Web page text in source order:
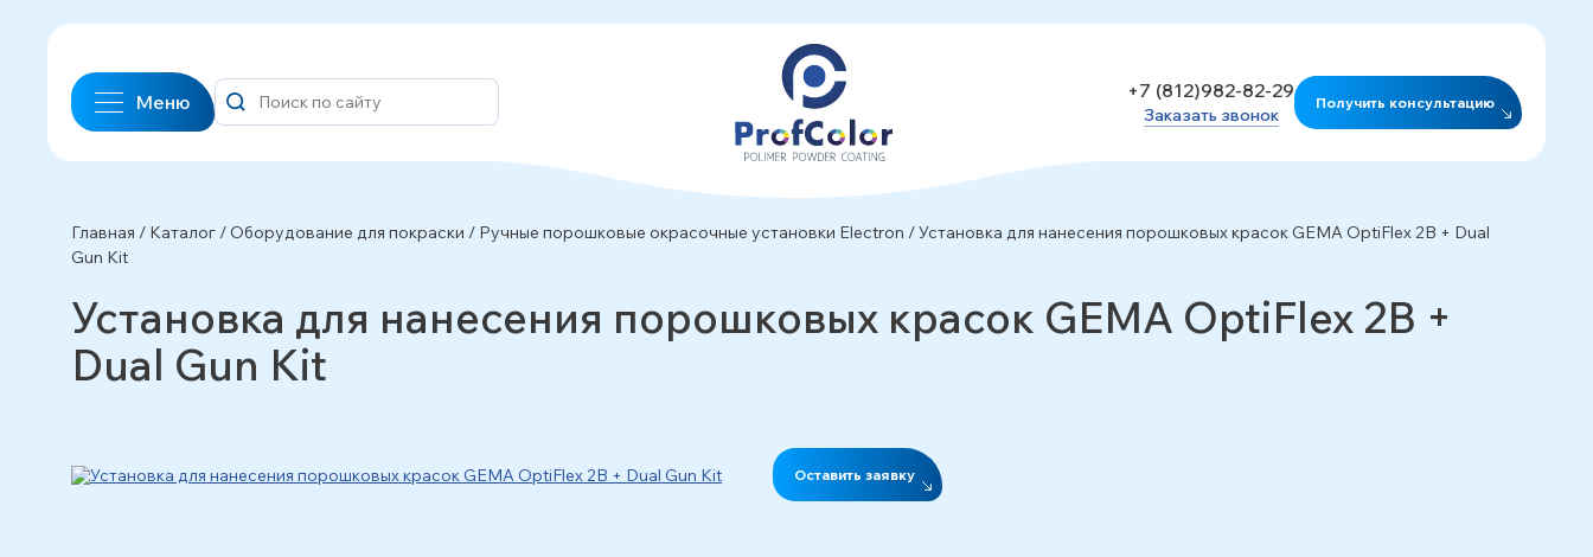
Меню
+7 (812)982-82-29
Заказать звонок
Получить консультацию
Главная / Каталог / Оборудование для покраски / Ручные порошковые окрасочные установки Electron /Установка для нанесения порошковых красок GEMA OptiFlex 2B + Dual
Gun Kit
Установка для нанесения порошковых красок GEMA OptiFlex 2B +
Dual Gun Kit
Оставить заявку